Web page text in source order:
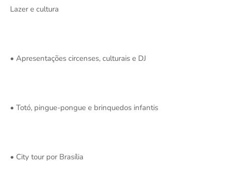
Lazer e cultura
• Apresentações circenses, culturais e DJ
• Totó, pingue-pongue e brinquedos infantis
• City tour por Brasília